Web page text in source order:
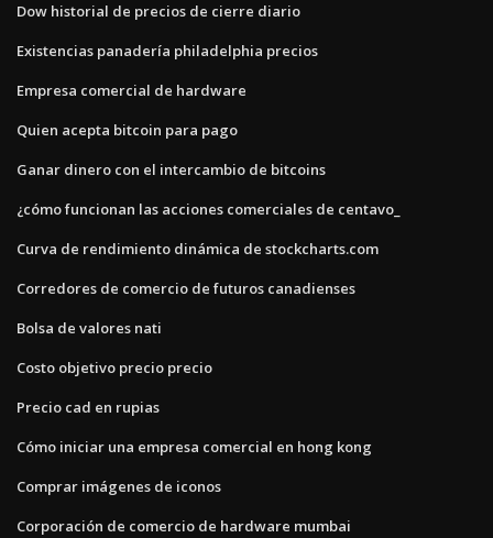
Dow historial de precios de cierre diario
Existencias panadería philadelphia precios
Empresa comercial de hardware
Quien acepta bitcoin para pago
Ganar dinero con el intercambio de bitcoins
¿cómo funcionan las acciones comerciales de centavo_
Curva de rendimiento dinámica de stockcharts.com
Corredores de comercio de futuros canadienses
Bolsa de valores nati
Costo objetivo precio precio
Precio cad en rupias
Cómo iniciar una empresa comercial en hong kong
Comprar imágenes de iconos
Corporación de comercio de hardware mumbai